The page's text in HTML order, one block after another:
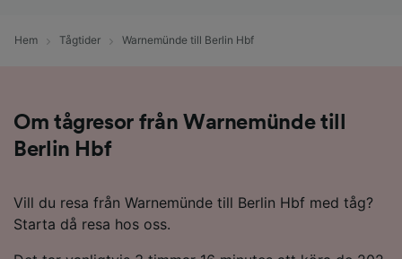
Hem Tågtider Warnemünde till Berlin Hbf
Om tågresor från Warnemünde till
Berlin Hbf
Vill du resa från Warnemünde till Berlin Hbf med tåg?
Starta då resa hos oss.